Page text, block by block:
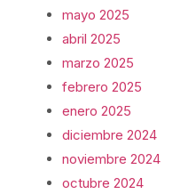
mayo 2025
abril 2025
marzo 2025
febrero 2025
enero 2025
diciembre 2024
noviembre 2024
octubre 2024